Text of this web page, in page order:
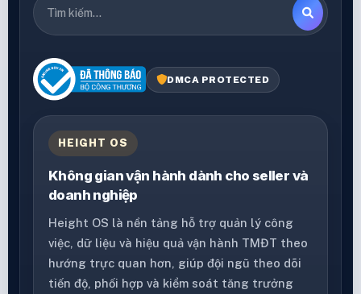
DMCA PROTECTED
HEIGHT OS
Không gian vận hành dành cho seller và
doanh nghiệp
Height OS là nền tảng hỗ trợ quản lý công
việc, dữ liệu và hiệu quả vận hành TMĐT theo
hướng trực quan hơn, giúp đội ngũ theo dõi
tiến độ, phối hợp và kiểm soát tăng trưởng